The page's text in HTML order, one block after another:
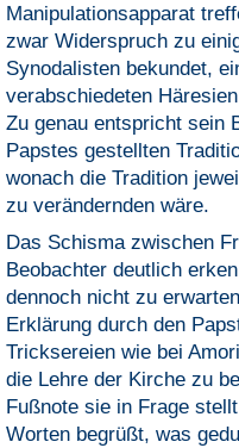
Manipulationsapparat
zwar Widerspruch zu
Synodalisten bekundet,
verabschiedeten
Zu genau entspricht sein
Papstes gestellten
wonach die Tradition
zu verändernden wäre.
Das Schisma zwischen
Beobachter deutlich
dennoch nicht zu
Erklärung durch den
Tricksereien wie bei
die Lehre der Kirche zu
Fußnote sie in Frage
Worten begrüßt, was